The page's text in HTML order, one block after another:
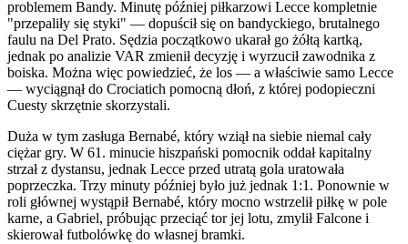
problemem Bandy. Minutę później piłkarzowi Lecce kompletnie
"przepaliły się styki" — dopuścił się on bandyckiego, brutalnego
faulu na Del Prato. Sędzia początkowo ukarał go żółtą kartką,
jednak po analizie VAR zmienił decyzję i wyrzucił zawodnika z
boiska. Można więc powiedzieć, że los — a właściwie samo Lecce
— wyciągnął do Crociatich pomocną dłoń, z której podopieczni
Cuesty skrzętnie skorzystali.
Duża w tym zasługa Bernabé, który wziął na siebie niemal cały
ciężar gry. W 61. minucie hiszpański pomocnik oddał kapitalny
strzał z dystansu, jednak Lecce przed utratą gola uratowała
poprzeczka. Trzy minuty później było już jednak 1:1. Ponownie w
roli głównej wystąpił Bernabé, który mocno wstrzelił piłkę w pole
karne, a Gabriel, próbując przeciąć tor jej lotu, zmylił Falcone i
skierował futbolówkę do własnej bramki.